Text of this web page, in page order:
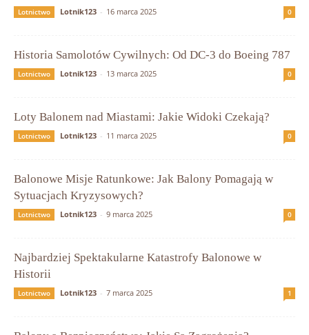
Lotnictwo Lotnik123 - 16 marca 2025 0
Historia Samolotów Cywilnych: Od DC-3 do Boeing 787
Lotnictwo Lotnik123 - 13 marca 2025 0
Loty Balonem nad Miastami: Jakie Widoki Czekają?
Lotnictwo Lotnik123 - 11 marca 2025 0
Balonowe Misje Ratunkowe: Jak Balony Pomagają w
Sytuacjach Kryzysowych?
Lotnictwo Lotnik123 - 9 marca 2025 0
Najbardziej Spektakularne Katastrofy Balonowe w
Historii
Lotnictwo Lotnik123 - 7 marca 2025 1